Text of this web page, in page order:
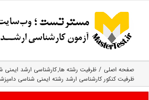
content
صفحه اصلی ظرفیت رشته ها کارشناسی ارشد ایمنی‌
ظرفیت کنکور کارشناسی ارشد رشته ایمنی شناسی دامپزشکی